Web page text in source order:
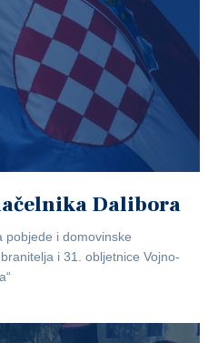
Dalibora
pobjede i domovinske
i 31. obljetnice Vojno-